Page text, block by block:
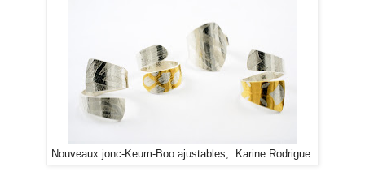
Nouveaux jonc-Keum-Boo ajustables, Karine Rodrigue.